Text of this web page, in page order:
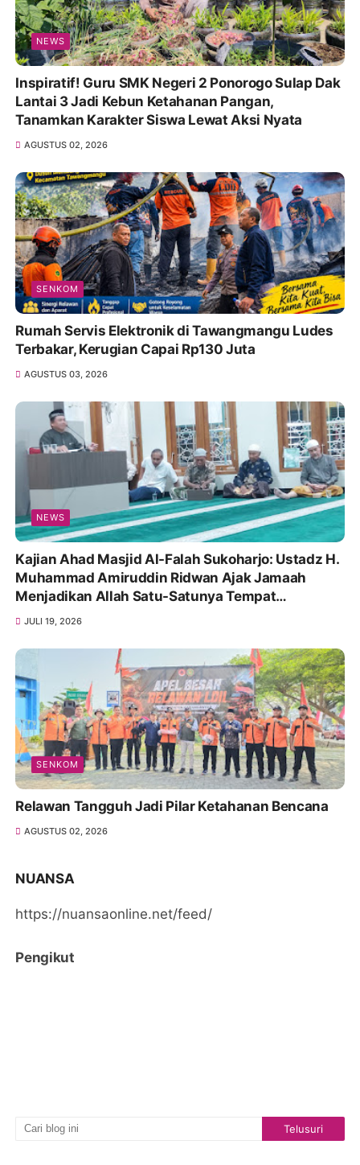
NEWS
Inspiratif! Guru SMK Negeri 2 Ponorogo Sulap Dak
Lantai 3 Jadi Kebun Ketahanan Pangan,
Tanamkan Karakter Siswa Lewat Aksi Nyata
AGUSTUS 02, 2026
SENKOM
Rumah Servis Elektronik di Tawangmangu Ludes
Terbakar, Kerugian Capai Rp130 Juta
AGUSTUS 03, 2026
NEWS
Kajian Ahad Masjid Al-Falah Sukoharjo: Ustadz H.
Muhammad Amiruddin Ridwan Ajak Jamaah
Menjadikan Allah Satu-Satunya Tempat
Bergantung
JULI 19, 2026
SENKOM
Relawan Tangguh Jadi Pilar Ketahanan Bencana
AGUSTUS 02, 2026
NUANSA
https://nuansaonline.net/feed/
Pengikut